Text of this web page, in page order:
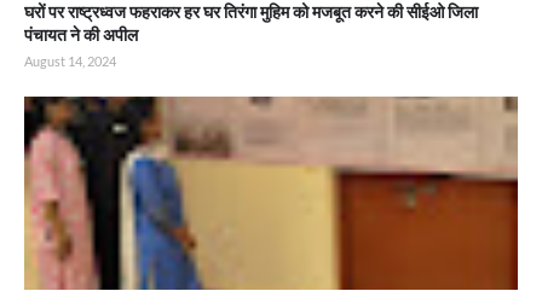
घरों पर राष्ट्रध्वज फहराकर हर घर तिरंगा मुहिम को मजबूत करने की सीईओ जिला
पंचायत ने की अपील
August 14, 2024